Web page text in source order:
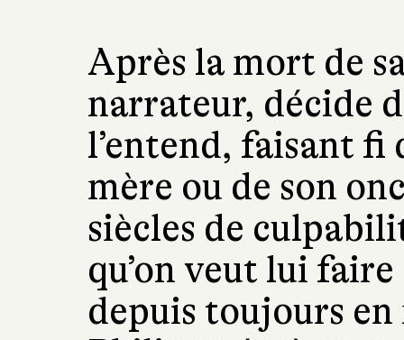
Après la mort de
narrateur, décide
l’entend, faisant fi
mère ou de son
siècles de
qu’on veut lui
depuis toujours